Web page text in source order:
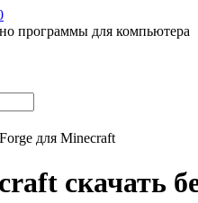
программы для компьютера
Forge для Minecraft
скачать